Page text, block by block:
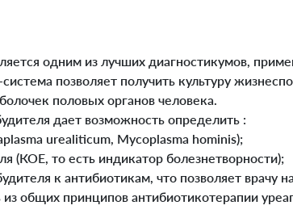
одним из лучших диагностикумов,
позволяет получить культуру
половых органов человека.
дает возможность определить :
urealiticum, Mycoplasma hominis);
(КОЕ, то есть индикатор болезнетворности);
к антибиотикам, что позволяет
из общих принципов антибиотикотерапии